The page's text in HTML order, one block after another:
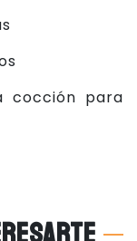
cocción para